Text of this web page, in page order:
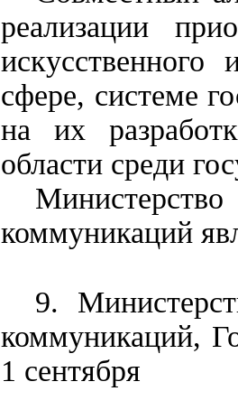
реализации
сфере, системе
на их
области среди
коммуникаций
9.
коммуникаций,
1 сентября